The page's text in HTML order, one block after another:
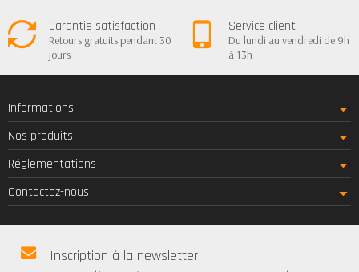
Garantie satisfaction
Retours gratuits pendant 30
jours
Service client
Du lundi au vendredi de 9h
à 13h
Informations
Nos produits
Réglementations
Contactez-nous
Inscription à la newsletter